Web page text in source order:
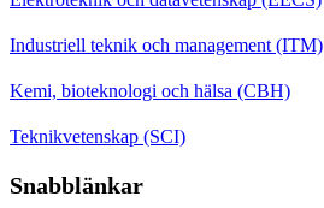
Industriell teknik och management (ITM)
Kemi, bioteknologi och hälsa (CBH)
Teknikvetenskap (SCI)
Snabblänkar